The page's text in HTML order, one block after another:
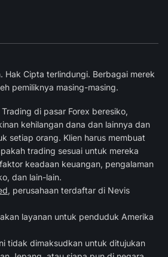
Cipta terlindungi. Berbagai merek
pemiliknya masing-masing.
Trading di pasar Forex beresiko,
kehilangan dana dan lainnya dan
setiap orang. Klien harus membuat
trading sesuai untuk mereka
keadaan keuangan, pengalaman
dan lain-lain.
, perusahaan terdaftar di Nevis
layanan untuk penduduk Amerika
tidak dimaksudkan untuk ditujukan